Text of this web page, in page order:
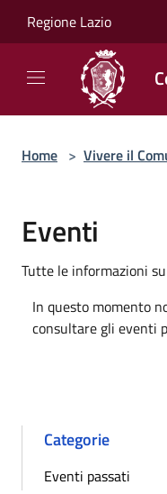
Regione Lazio
Home > Vivere il
Eventi
Tutte le informazioni
In questo momento
consultare gli eventi
Categorie
Eventi passati